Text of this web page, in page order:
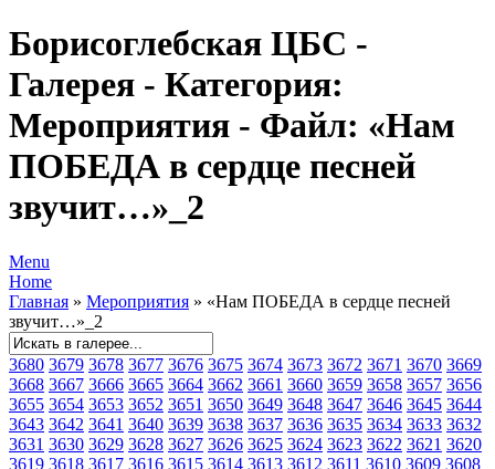
Борисоглебская ЦБС -
Галерея - Категория:
Мероприятия - Файл: «Нам
ПОБЕДА в сердце песней
звучит…»_2
Menu
Home
Главная » Мероприятия » «Нам ПОБЕДА в сердце песней
звучит…»_2
3680 3679 3678 3677 3676 3675 3674 3673 3672 3671 3670 3669
3668 3667 3666 3665 3664 3662 3661 3660 3659 3658 3657 3656
3655 3654 3653 3652 3651 3650 3649 3648 3647 3646 3645 3644
3643 3642 3641 3640 3639 3638 3637 3636 3635 3634 3633 3632
3631 3630 3629 3628 3627 3626 3625 3624 3623 3622 3621 3620
3619 3618 3617 3616 3615 3614 3613 3612 3611 3610 3609 3608